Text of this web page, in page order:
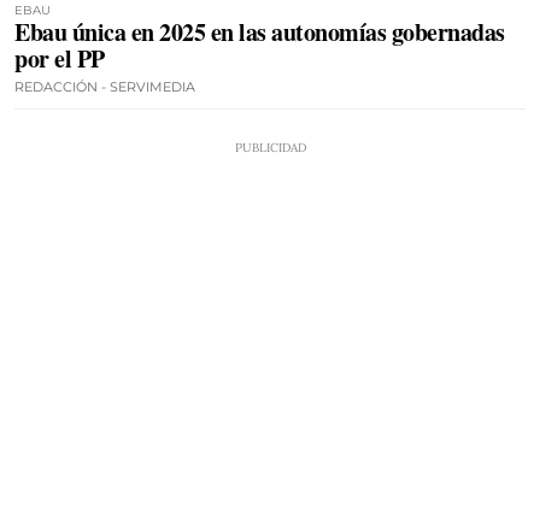
EBAU
Ebau única en 2025 en las autonomías gobernadas
por el PP
REDACCIÓN - SERVIMEDIA